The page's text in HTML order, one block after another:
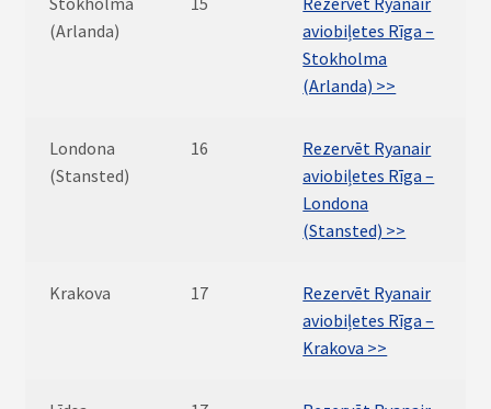
(Arlanda)
aviobiļetes Rīga –
Stokholma
(Arlanda) >>
Londona
(Stansted)
16
Rezervēt Ryanair
aviobiļetes Rīga –
Londona
(Stansted) >>
Krakova 17
Rezervēt Ryanair
aviobiļetes Rīga –
Krakova >>